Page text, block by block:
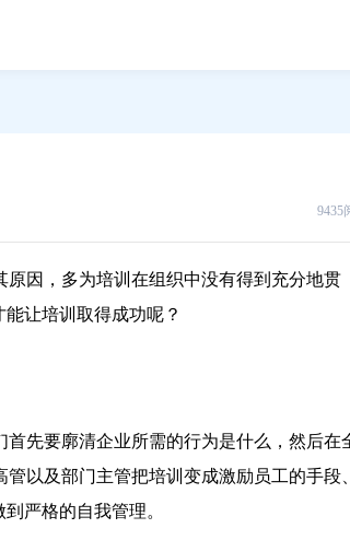
9435
因，多为培训在组织中没有得到充分地贯
让培训取得成功呢？
先要廓清企业所需的行为是什么，然后在
以及部门主管把培训变成激励员工的手段
严格的自我管理。